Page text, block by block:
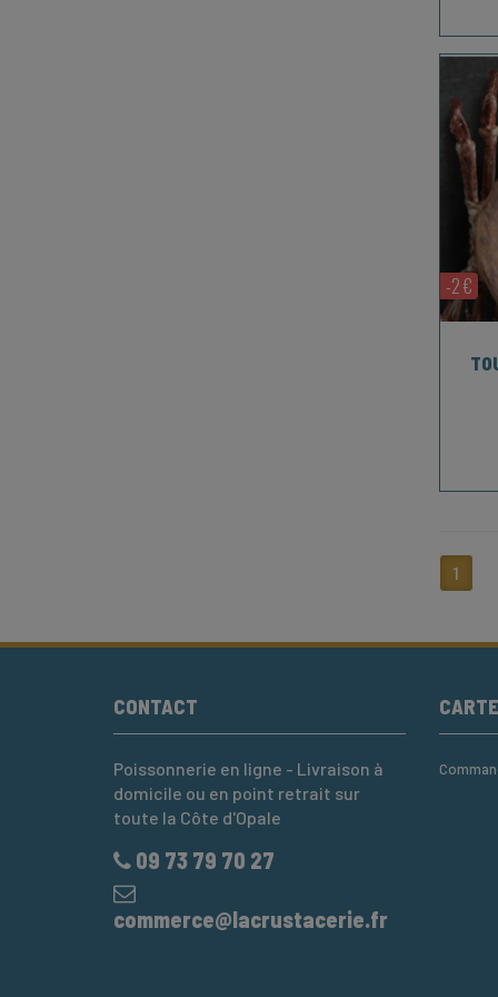
-2 €
1
CONTACT
Poissonnerie en ligne - Livraison à
domicile ou en point retrait sur
toute la Côte d'Opale
09 73 79 70 27
commerce@lacrustacerie.fr
CARTE